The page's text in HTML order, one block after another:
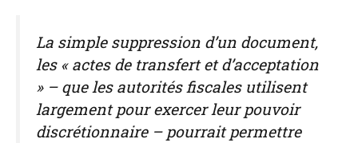
La simple suppression d’un document,
les « actes de transfert et d’acceptation
» – que les autorités fiscales utilisent
largement pour exercer leur pouvoir
discrétionnaire – pourrait permettre